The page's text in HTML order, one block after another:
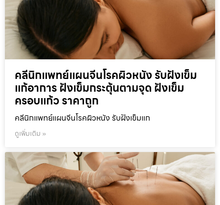
คลีนิกแพทย์แผนจีนโรคผิวหนัง รับฝังเข็ม
แก้อาการ ฝังเข็มกระตุ้นตามจุด ฝังเข็ม
ครอบแก้ว ราคาถูก
คลีนิกแพทย์แผนจีนโรคผิวหนัง รับฝังเข็มแก
ดูเพิ่มเติม »